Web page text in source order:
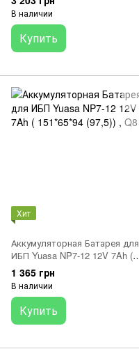
В наличии
Купить
Хит
Аккумуляторная Батарея для
ИБП Yuasa NP7-12 12V 7Ah (
151*65*94 (97,5)) , Q8
1 365 грн
В наличии
Купить